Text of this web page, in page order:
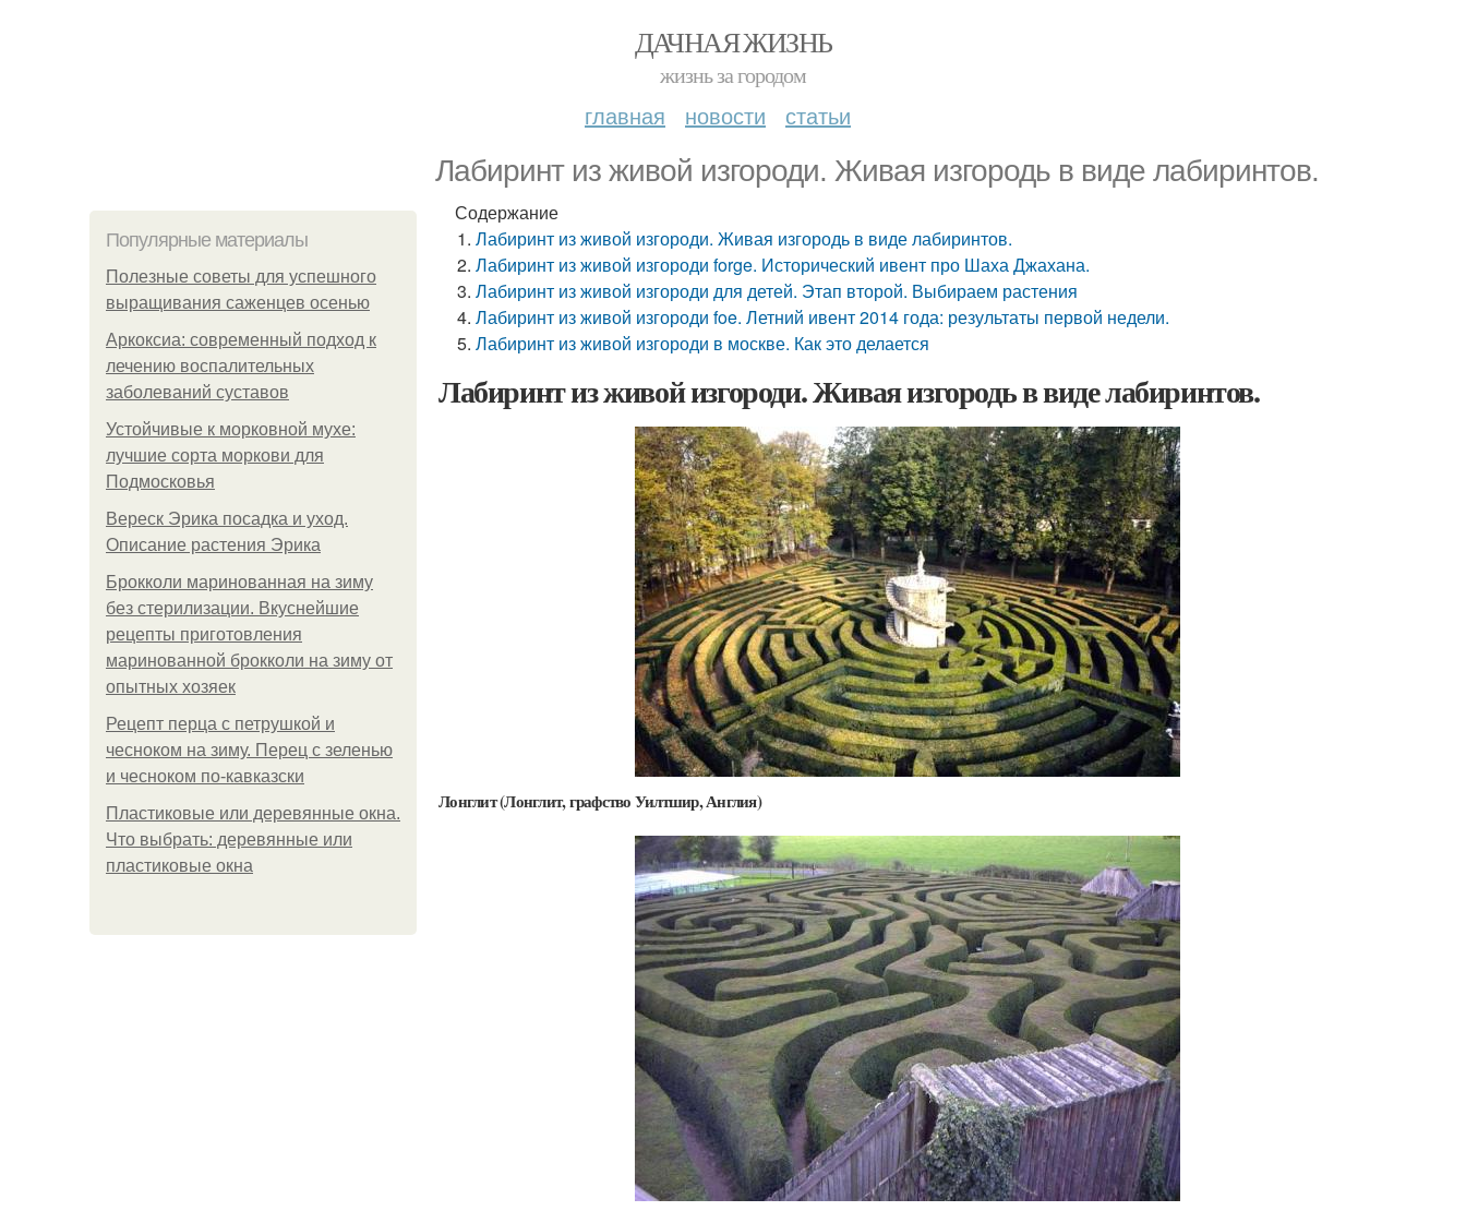
ДАЧНАЯ ЖИЗНЬ
жизнь за городом
главная новости статьи
Лабиринт из живой изгороди. Живая изгородь в виде лабиринтов.
Популярные материалы
Полезные советы для успешного
выращивания саженцев осенью
Аркоксиа: современный подход к
лечению воспалительных
заболеваний суставов
Устойчивые к морковной мухе:
лучшие сорта моркови для
Подмосковья
Вереск Эрика посадка и уход.
Описание растения Эрика
Брокколи маринованная на зиму
без стерилизации. Вкуснейшие
рецепты приготовления
маринованной брокколи на зиму от
опытных хозяек
Рецепт перца с петрушкой и
чесноком на зиму. Перец с зеленью
и чесноком по-кавказски
Пластиковые или деревянные окна.
Что выбрать: деревянные или
пластиковые окна
Содержание
Лабиринт из живой изгороди. Живая изгородь в виде лабиринтов.
Лабиринт из живой изгороди forge. Исторический ивент про Шаха Джахана.
Лабиринт из живой изгороди для детей. Этап второй. Выбираем растения
Лабиринт из живой изгороди foe. Летний ивент 2014 года: результаты первой недели.
Лабиринт из живой изгороди в москве. Как это делается
Лабиринт из живой изгороди. Живая изгородь в виде лабиринтов.
Лонглит (Лонглит, графство Уилтшир, Англия)